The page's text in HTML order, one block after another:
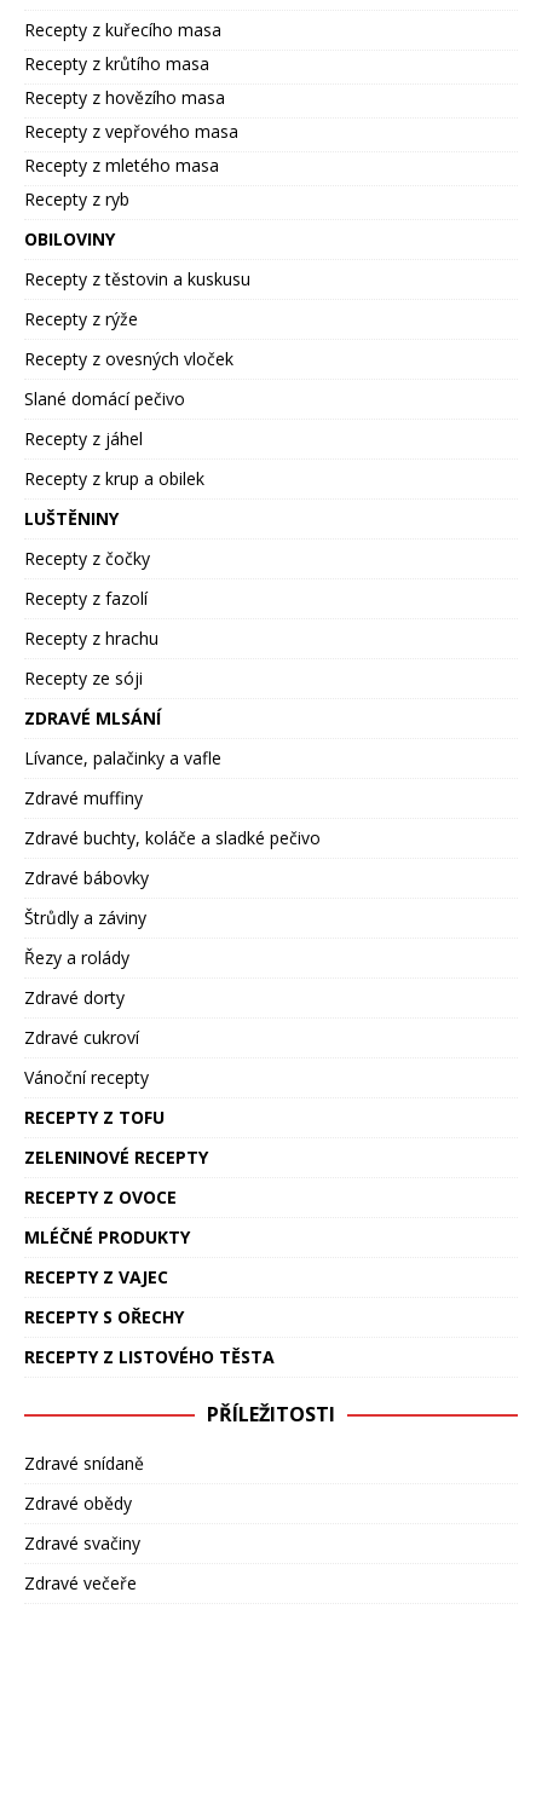
Recepty z kuřecího masa
Recepty z krůtího masa
Recepty z hovězího masa
Recepty z vepřového masa
Recepty z mletého masa
Recepty z ryb
OBILOVINY
Recepty z těstovin a kuskusu
Recepty z rýže
Recepty z ovesných vloček
Slané domácí pečivo
Recepty z jáhel
Recepty z krup a obilek
LUŠTĚNINY
Recepty z čočky
Recepty z fazolí
Recepty z hrachu
Recepty ze sóji
ZDRAVÉ MLSÁNÍ
Lívance, palačinky a vafle
Zdravé muffiny
Zdravé buchty, koláče a sladké pečivo
Zdravé bábovky
Štrůdly a záviny
Řezy a rolády
Zdravé dorty
Zdravé cukroví
Vánoční recepty
RECEPTY Z TOFU
ZELENINOVÉ RECEPTY
RECEPTY Z OVOCE
MLÉČNÉ PRODUKTY
RECEPTY Z VAJEC
RECEPTY S OŘECHY
RECEPTY Z LISTOVÉHO TĚSTA
PŘÍLEŽITOSTI
Zdravé snídaně
Zdravé obědy
Zdravé svačiny
Zdravé večeře